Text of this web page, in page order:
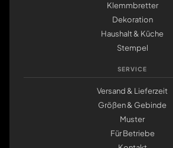
Klemmbretter
Dekoration
Haushalt & Küche
Stempel
SERVICE
Versand & Lieferzeit
Größen & Gebinde
Muster
Für Betriebe